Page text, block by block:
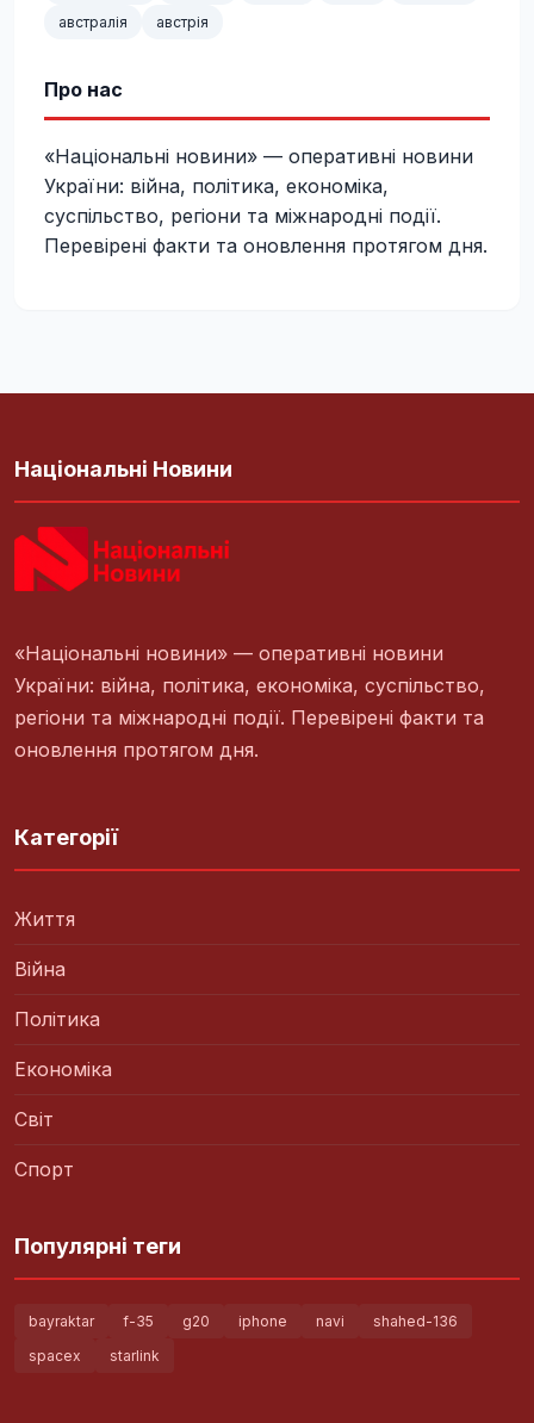
австралія
австрія
Про нас
«Національні новини» — оперативні новини
України: війна, політика, економіка,
суспільство, регіони та міжнародні події.
Перевірені факти та оновлення протягом дня.
Національні Новини
«Національні новини» — оперативні новини
України: війна, політика, економіка, суспільство,
регіони та міжнародні події. Перевірені факти та
оновлення протягом дня.
Категорії
Життя
Війна
Політика
Економіка
Світ
Спорт
Популярні теги
bayraktar f-35 g20 iphone navi
shahed-136
spacex
starlink